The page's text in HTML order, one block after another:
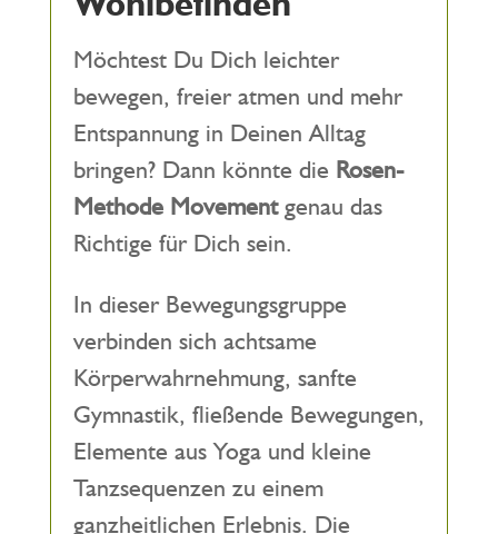
Möchtest Du Dich leichter
bewegen, freier atmen und mehr
Entspannung in Deinen Alltag
bringen? Dann könnte die Rosen-
Methode Movementgenau das
Richtige für Dich sein.
In dieser Bewegungsgruppe
verbinden sich achtsame
Körperwahrnehmung, sanfte
Gymnastik, fließende Bewegungen,
Elemente aus Yoga und kleine
Tanzsequenzen zu einem
ganzheitlichen Erlebnis. Die